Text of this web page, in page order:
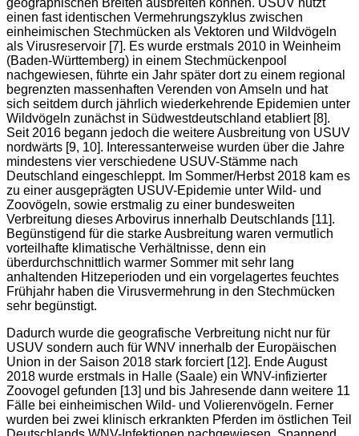
geographischen Breiten ausbreiten können. USUV nutzt
einen fast identischen Vermehrungszyklus zwischen
einheimischen Stechmücken als Vektoren und Wildvögeln
als Virusreservoir [7]. Es wurde erstmals 2010 in Weinheim
(Baden-Württemberg) in einem Stechmückenpool
nachgewiesen, führte ein Jahr später dort zu einem regional
begrenzten massenhaften Verenden von Amseln und hat
sich seitdem durch jährlich wiederkehrende Epidemien unter
Wildvögeln zunächst in Südwestdeutschland etabliert [8].
Seit 2016 begann jedoch die weitere Ausbreitung von USUV
nordwärts [9, 10]. Interessanterweise wurden über die Jahre
mindestens vier verschiedene USUV-Stämme nach
Deutschland eingeschleppt. Im Sommer/Herbst 2018 kam es
zu einer ausgeprägten USUV-Epidemie unter Wild- und
Zoovögeln, sowie erstmalig zu einer bundesweiten
Verbreitung dieses Arbovirus innerhalb Deutschlands [11].
Begünstigend für die starke Ausbreitung waren vermutlich
vorteilhafte klimatische Verhältnisse, denn ein
überdurchschnittlich warmer Sommer mit sehr lang
anhaltenden Hitzeperioden und ein vorgelagertes feuchtes
Frühjahr haben die Virusvermehrung in den Stechmücken
sehr begünstigt.
Dadurch wurde die geografische Verbreitung nicht nur für
USUV sondern auch für WNV innerhalb der Europäischen
Union in der Saison 2018 stark forciert [12]. Ende August
2018 wurde erstmals in Halle (Saale) ein WNV-infizierter
Zoovogel gefunden [13] und bis Jahresende dann weitere 11
Fälle bei einheimischen Wild- und Volierenvögeln. Ferner
wurden bei zwei klinisch erkrankten Pferden im östlichen Teil